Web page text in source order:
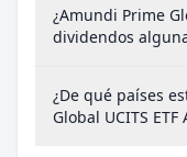
¿Amundi Prime
dividendos
¿De qué países
Global UCITS ETF